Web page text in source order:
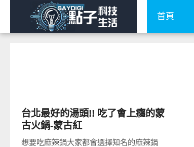
首頁
台北最好的湯頭!! 吃了會上癮的蒙
古火鍋-蒙古紅
想要吃麻辣鍋大家都會選擇知名的麻辣鍋